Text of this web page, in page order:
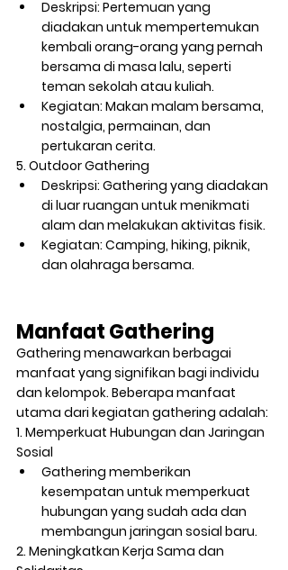
Deskripsi: Pertemuan yang
diadakan untuk mempertemukan
kembali orang-orang yang pernah
bersama di masa lalu, seperti
teman sekolah atau kuliah.
Kegiatan: Makan malam bersama,
nostalgia, permainan, dan
pertukaran cerita.
5. Outdoor Gathering
Deskripsi: Gathering yang diadakan
di luar ruangan untuk menikmati
alam dan melakukan aktivitas fisik.
Kegiatan: Camping, hiking, piknik,
dan olahraga bersama.
Manfaat Gathering
Gathering menawarkan berbagai
manfaat yang signifikan bagi individu
dan kelompok. Beberapa manfaat
utama dari kegiatan gathering adalah:
1. Memperkuat Hubungan dan Jaringan
Sosial
Gathering memberikan
kesempatan untuk memperkuat
hubungan yang sudah ada dan
membangun jaringan sosial baru.
2. Meningkatkan Kerja Sama dan